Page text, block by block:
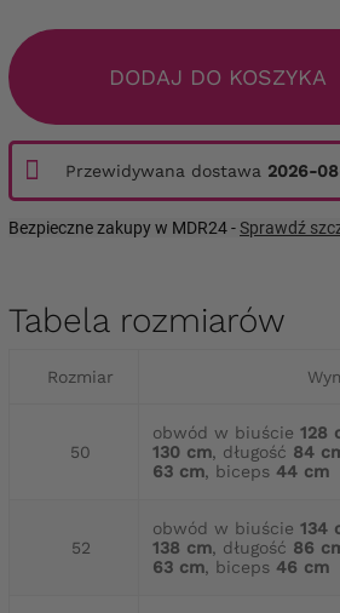
DODAJ DO KOSZYKA
Przewidywana dostawa 2026-
Bezpieczne zakupy w MDR24 -Sprawdź
Tabela rozmiarów
Rozmiar
50
obwód w biuście 128
130 cm, długość 84
63 cm, biceps 44 cm
52
obwód w biuście 134
138 cm, długość 86
63 cm, biceps 46 cm